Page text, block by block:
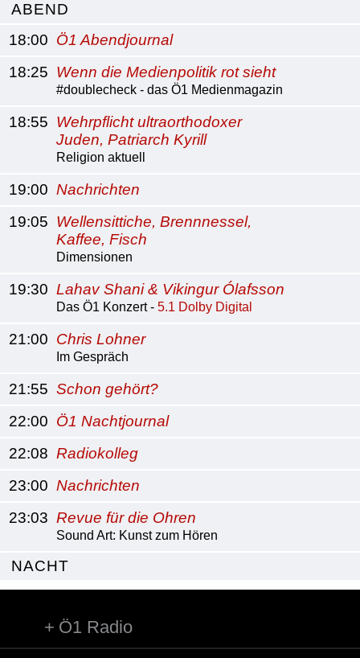
ABEND
18:00 Ö1 Abendjournal
18:25 Wenn die Medienpolitik rot sieht
#doublecheck - das Ö1 Medienmagazin
18:55 Wehrpflicht ultraorthodoxer
Juden, Patriarch Kyrill
Religion aktuell
19:00 Nachrichten
19:05 Wellensittiche, Brennnessel,
Kaffee, Fisch
Dimensionen
19:30 Lahav Shani & Vikingur Ólafsson
Das Ö1 Konzert - 5.1 Dolby Digital
21:00 Chris Lohner
Im Gespräch
21:55 Schon gehört?
22:00 Ö1 Nachtjournal
22:08 Radiokolleg
23:00 Nachrichten
23:03 Revue für die Ohren
Sound Art: Kunst zum Hören
NACHT
Ö1 Radio